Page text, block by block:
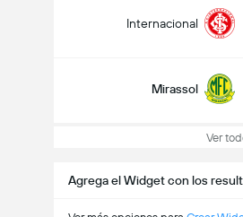
Internacional
Mirassol
Ver
Agrega el Widget con los